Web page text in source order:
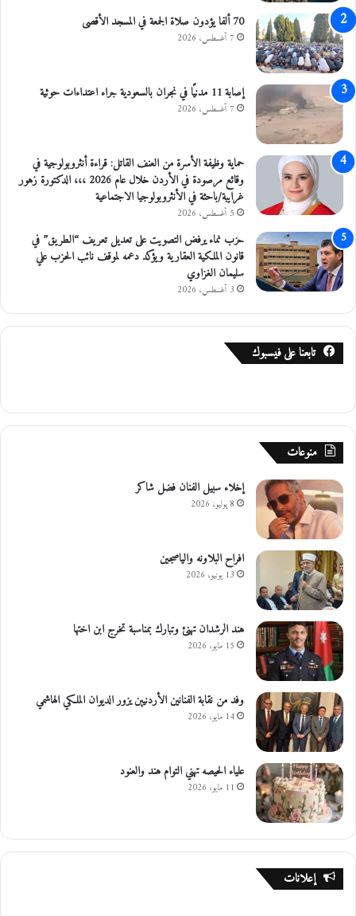
ا
ر
س
ا
ت
خ
ط
ئ
ة
70 ألفا يؤدون صلاة الجمعة في المسجد الأقصى
7 أغسطس، 2026
إصابة 11 مدنيًا في نجران بالسعودية جراء اعتداءات حوثية
7 أغسطس، 2026
حماية وظيفة الأسرة من العنف القاتل: قراءة أنثروبولوجية في
وقائع مرصودة في الأردن خلال عام 2026 ،،، الدكتورة زهور
غرايبة/باحثة في الأنثروبولوجيا الاجتماعية
5 أغسطس، 2026
حزب نماء يرفض التصويت على تعديل تعريف “الطريق” في
قانون الملكية العقارية ويؤكد دعمه لموقف نائب الحزب علي
سليمان الغزاوي
3 أغسطس، 2026
تابعنا على فيسبوك
منوعات
إخلاء سبيل الفنان فضل شاكر
8 يوليو، 2026
افراح البلاونه والياصجين
13 يونيو، 2026
هند الرشدان تهنئ وتبارك بمناسبة تخرج ابن اختها
15 مايو، 2026
وفد من نقابة الفنانين الأردنيين يزور الديوان الملكي الهاشمي
14 مايو، 2026
علياء الحيصه تهني التوام هند والعنود
11 مايو، 2026
إعلانات